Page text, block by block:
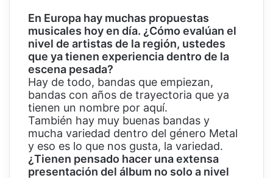
En Europa hay muchas propuestas
musicales hoy en día. ¿Cómo evalúan el
nivel de artistas de la región, ustedes
que ya tienen experiencia dentro de la
escena pesada?
Hay de todo, bandas que empiezan,
bandas con años de trayectoria que ya
tienen un nombre por aquí.
También hay muy buenas bandas y
mucha variedad dentro del género Metal
y eso es lo que nos gusta, la variedad.
¿Tienen pensado hacer una extensa
presentación del álbum no solo a nivel